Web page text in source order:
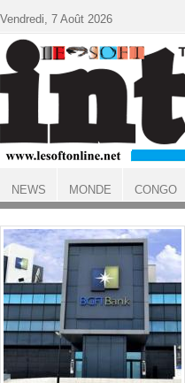
ACCUEIL
Vendredi, 7 Août 2026
NEWS MONDE CONGO